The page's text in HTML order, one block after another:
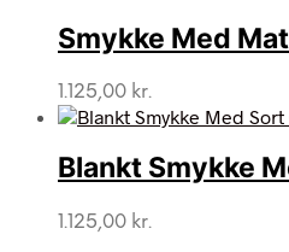
Smykke Med
1.125,00 kr.
Blankt Smykke
1.125,00 kr.